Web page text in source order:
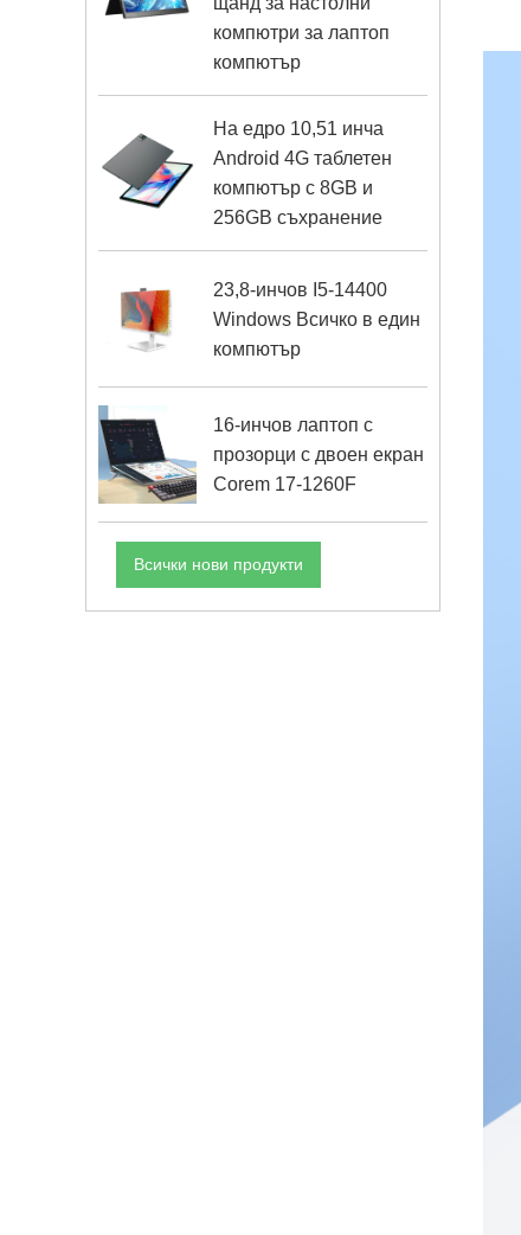
компютри за лаптоп
компютър
На едро 10,51 инча
Android 4G таблетен
компютър с 8GB и
256GB съхранение
23,8-инчов I5-14400
Windows Всичко в един
компютър
16-инчов лаптоп с
прозорци с двоен екран
Corem 17-1260F
Всички нови продукти